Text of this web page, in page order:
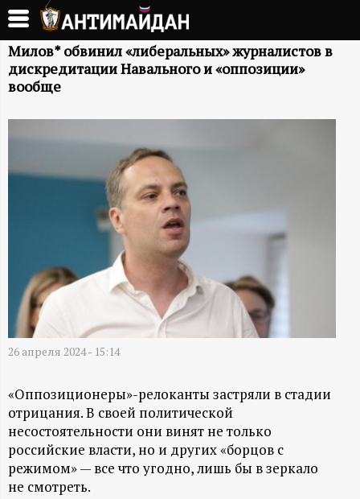
Перейти
основному
содержанию
А
Н
Т
И
Й
Д
А
Н
-
и
Милов* обвинил «либеральных» журналистов в
дискредитации Навального и «оппозиции»
вообще
26 апреля 2024 - 15:14
«Оппозиционеры»-релоканты застряли в стадии
отрицания. В своей политической
несостоятельности они винят не только
российские власти, но и других «борцов с
режимом» — все что угодно, лишь бы в зеркало
не смотреть.